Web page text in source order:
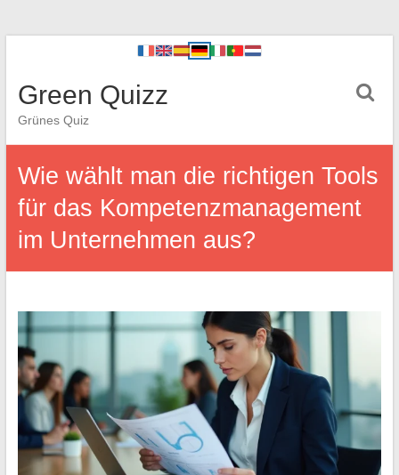
Green Quizz
Grünes Quiz
Wie wählt man die richtigen Tools
für das Kompetenzmanagement
im Unternehmen aus?